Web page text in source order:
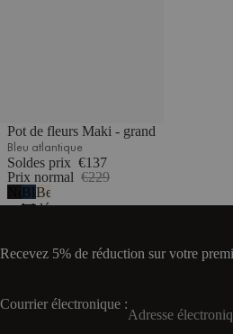
Pot de fleurs Maki - grand
Bleu atlantique
Soldes prix €137
Prix normal €229
Noir
volcan
Bleu
atlantique
Beige
désertique
Recevez 5% de réduction sur votre
Courrier électronique :